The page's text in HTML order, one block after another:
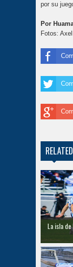
por su
Por
Fotos:
La isla